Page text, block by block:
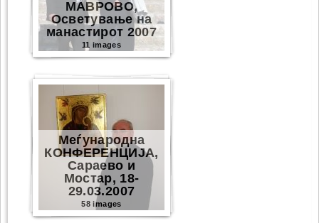
МАВРОВО,
Осветување на
манастирот 2007
11 images
Меѓународна
КОНФЕРЕНЦИЈА,
Сараево и
Мостар, 18-
29.03.2007
58 images